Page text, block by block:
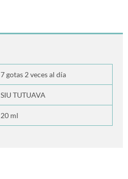
7 gotas 2 veces al día
SIU TUTUAVA
20 ml